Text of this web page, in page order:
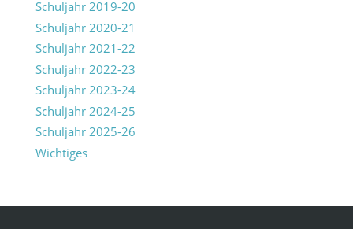
Schuljahr 2019-20
Schuljahr 2020-21
Schuljahr 2021-22
Schuljahr 2022-23
Schuljahr 2023-24
Schuljahr 2024-25
Schuljahr 2025-26
Wichtiges